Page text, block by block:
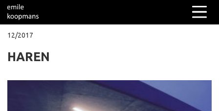
Over mij
12/2017
HAREN